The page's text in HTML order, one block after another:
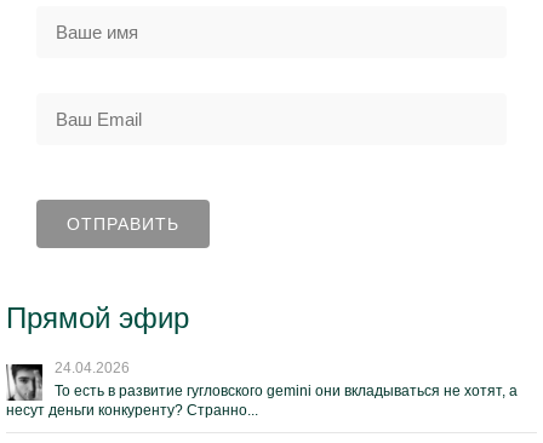
Прямой эфир
24.04.2026
То есть в развитие гугловского gemini они вкладываться не хотят, а
несут деньги конкуренту? Странно...